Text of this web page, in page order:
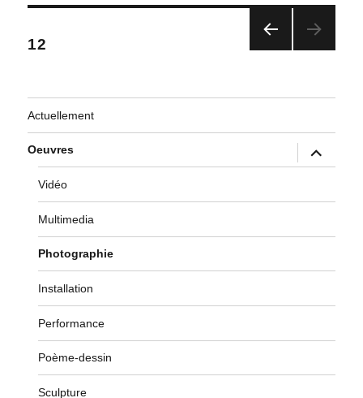
articles
E
12/12
Actuellement
Oeuvres
ouvrir
sous-
Vidéo
Multimedia
Photographie
Installation
Performance
Poème-dessin
Sculpture